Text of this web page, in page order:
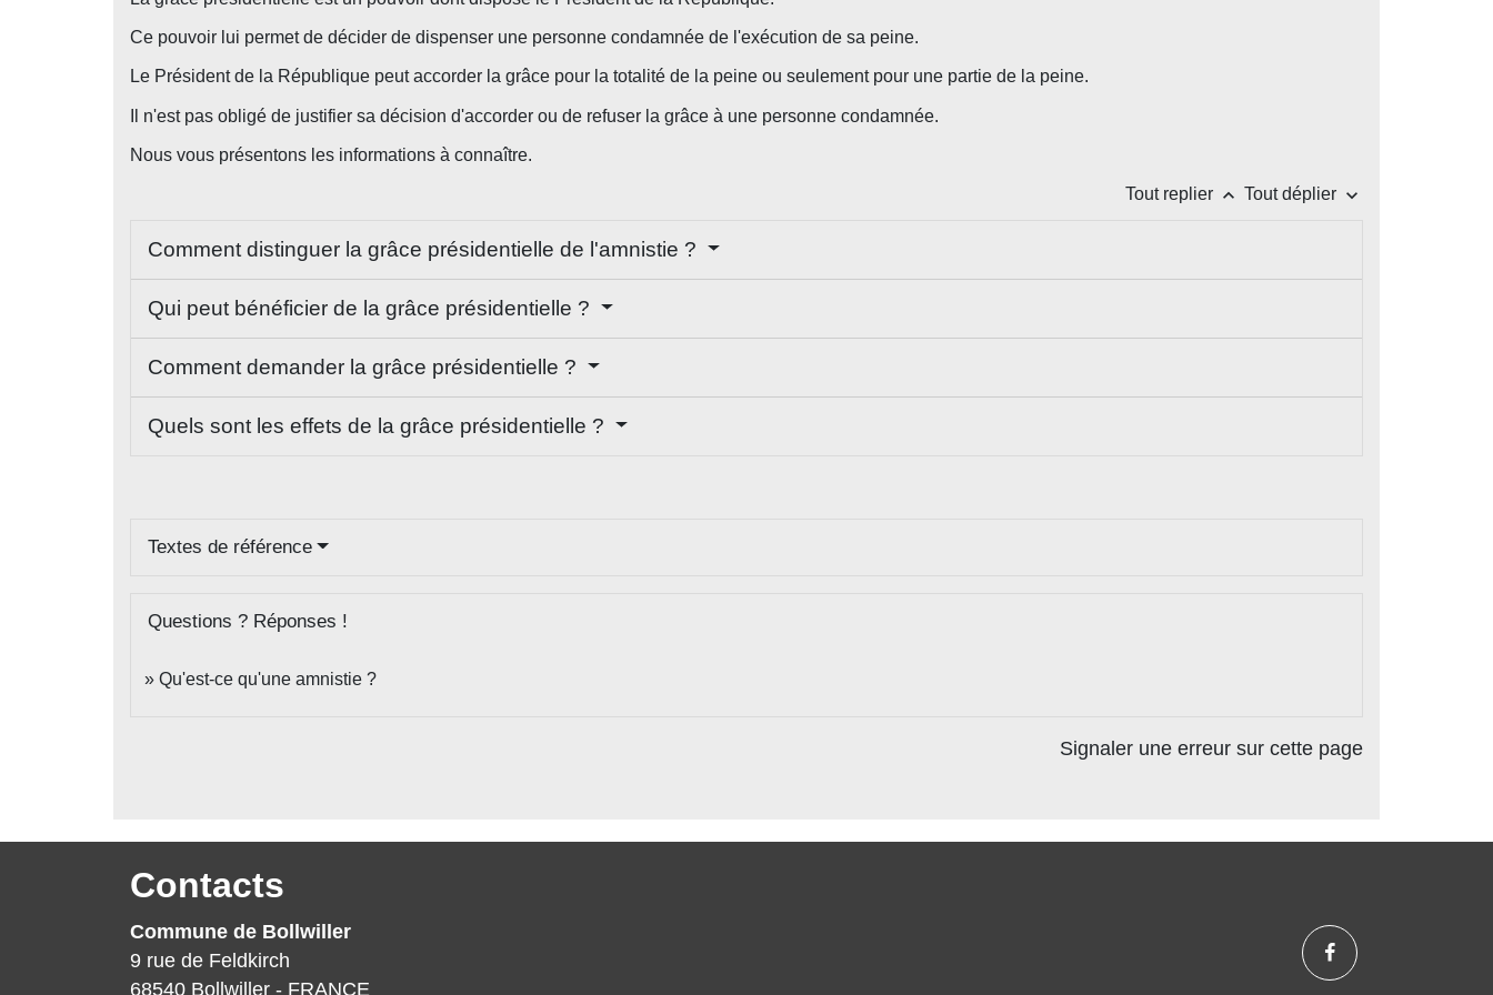
Ce pouvoir lui permet de décider de dispenser une personne condamnée de l'exécution de sa peine.
Le Président de la République peut accorder la grâce pour la totalité de la peine ou seulement pour une partie de la peine.
Il n'est pas obligé de justifier sa décision d'accorder ou de refuser la grâce à une personne condamnée.
Nous vous présentons les informations à connaître.
Tout replier keyboard_arrow_up Tout déplier keyboard_arrow_down
Comment distinguer la grâce présidentielle de l'amnistie ?
Qui peut bénéficier de la grâce présidentielle ?
Comment demander la grâce présidentielle ?
Quels sont les effets de la grâce présidentielle ?
Textes de référence
Questions ? Réponses !
Qu'est-ce qu'une amnistie ?
Signaler une erreur sur cette page
Contacts
Commune de Bollwiller
9 rue de Feldkirch
68540 Bollwiller - FRANCE